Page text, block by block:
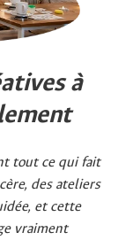
à
tout ce qui fait
des ateliers
et cette
vraiment